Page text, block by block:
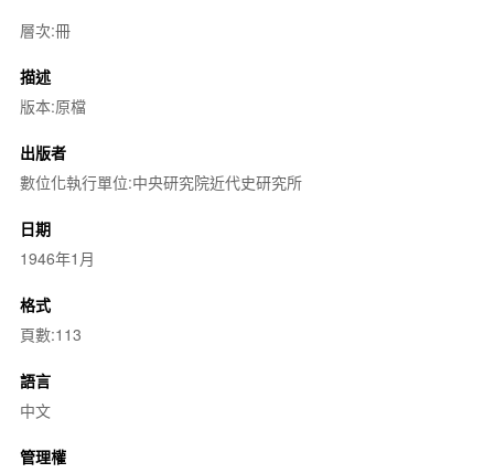
層次:冊
描述
版本:原檔
出版者
數位化執行單位:中央研究院近代史研究所
日期
1946年1月
格式
頁數:113
語言
中文
管理權